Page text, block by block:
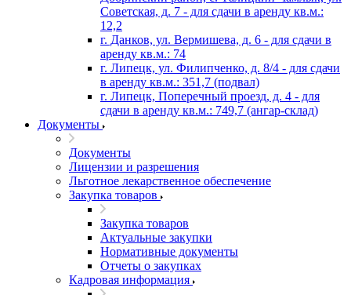
Советская, д. 7 - для сдачи в аренду кв.м.:
12,2
г. Данков, ул. Вермишева, д. 6 - для сдачи в
аренду кв.м.: 74
г. Липецк, ул. Филипченко, д. 8/4 - для сдачи
в аренду кв.м.: 351,7 (подвал)
г. Липецк, Поперечный проезд, д. 4 - для
сдачи в аренду кв.м.: 749,7 (ангар-склад)
Документы
Документы
Лицензии и разрешения
Льготное лекарственное обеспечение
Закупка товаров
Закупка товаров
Актуальные закупки
Нормативные документы
Отчеты о закупках
Кадровая информация